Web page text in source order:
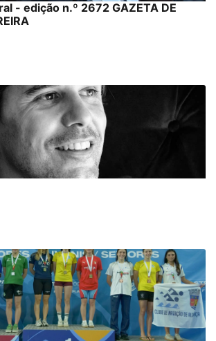
- edição n.º 2672 GAZETA DE